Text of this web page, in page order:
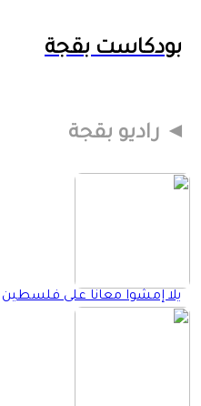
بودكاست بقجة
راديو بقجة
يلا إمشوا معانا على فلسطين